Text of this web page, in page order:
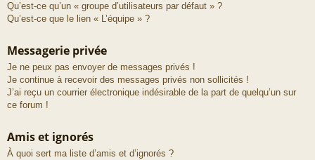
Qu’est-ce qu’un « groupe d’utilisateurs par défaut » ?
Qu’est-ce que le lien « L’équipe » ?
Messagerie privée
Je ne peux pas envoyer de messages privés !
Je continue à recevoir des messages privés non sollicités !
J’ai reçu un courrier électronique indésirable de la part de quelqu’un sur
ce forum !
Amis et ignorés
À quoi sert ma liste d’amis et d’ignorés ?